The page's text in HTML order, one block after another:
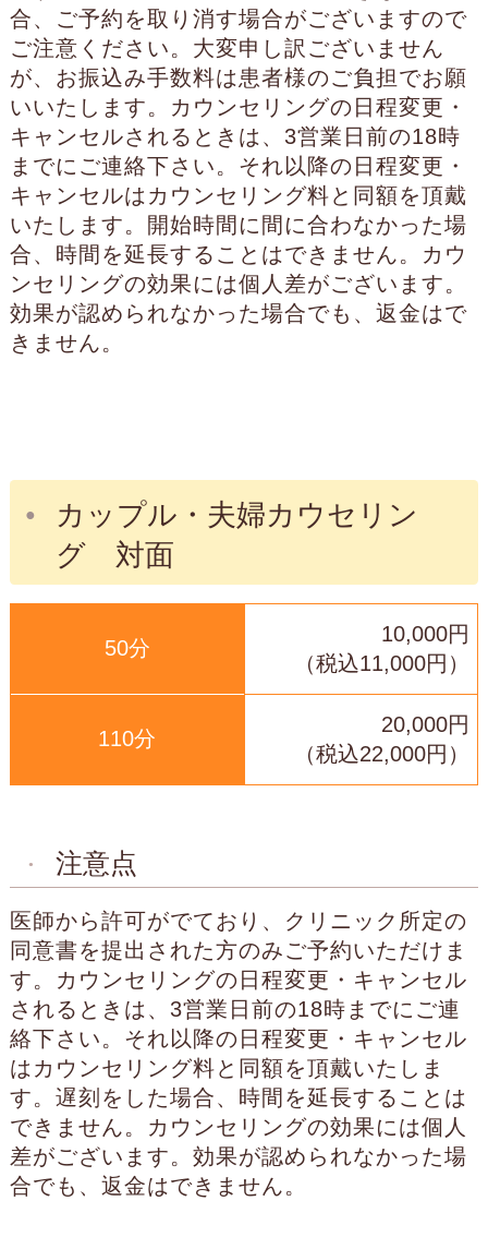
合、ご予約を取り消す場合がございますので
ご注意ください。大変申し訳ございません
が、お振込み手数料は患者様のご負担でお願
いいたします。カウンセリングの日程変更・
キャンセルされるときは、3営業日前の18時
までにご連絡下さい。それ以降の日程変更・
キャンセルはカウンセリング料と同額を頂戴
いたします。開始時間に間に合わなかった場
合、時間を延長することはできません。カウ
ンセリングの効果には個人差がございます。
効果が認められなかった場合でも、返金はで
きません。
カップル・夫婦カウセリン
グ 対面
50分
10,000円
（税込11,000円）
110分
20,000円
（税込22,000円）
注意点
医師から許可がでており、クリニック所定の
同意書を提出された方のみご予約いただけま
す。カウンセリングの日程変更・キャンセル
されるときは、3営業日前の18時までにご連
絡下さい。それ以降の日程変更・キャンセル
はカウンセリング料と同額を頂戴いたしま
す。遅刻をした場合、時間を延長することは
できません。カウンセリングの効果には個人
差がございます。効果が認められなかった場
合でも、返金はできません。